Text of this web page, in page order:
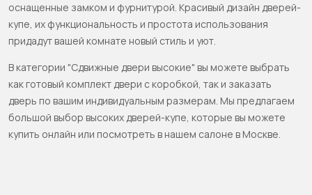
оснащенные замком и фурнитурой. Красивый дизайн дверей-
купе, их функциональность и простота использования
придадут вашей комнате новый стиль и уют.
В категории "Сдвижные двери высокие" вы можете выбрать
как готовый комплект двери с коробкой, так и заказать
дверь по вашим индивидуальным размерам. Мы предлагаем
большой выбор высоких дверей-купе, которые вы можете
купить онлайн или посмотреть в нашем салоне в Москве.